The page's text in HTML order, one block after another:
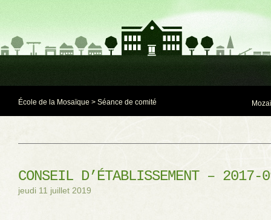
École de la Mosaïque > Séance de comité
CONSEIL D’ÉTABLISSEMENT – 2017-
jeudi 11 juillet 2019